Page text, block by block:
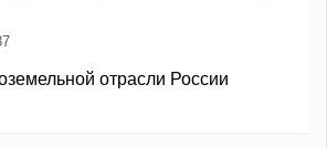
отрасли России